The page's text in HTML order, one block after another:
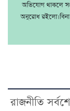
অভিযোগ থাকলে
অনুরোধ
রাজনীতি